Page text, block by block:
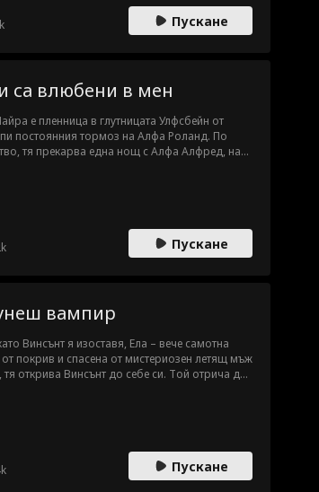
Пускане
са влюбени в мен
е пленница в глутницата Улфсбейн от
постоянния тормоз на Алфа Роланд. По
тя прекарва една нощ с Алфа Алфред, най-
Пускане
вампир
Винсънт я изоставя, Ела – вече самотна
покрив и спасена от мистериозен летящ мъж
тя открива Винсънт до себе си. Той отрича да
Пускане